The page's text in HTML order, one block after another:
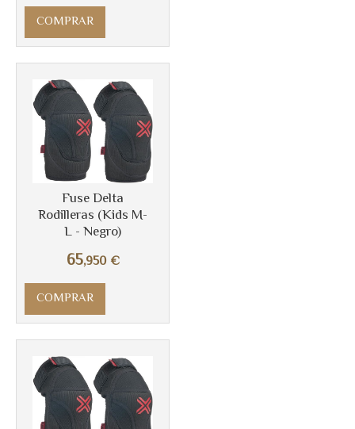
COMPRAR
Fuse Delta
Rodilleras (Kids M-
L - Negro)
65,950 €
COMPRAR
Más info